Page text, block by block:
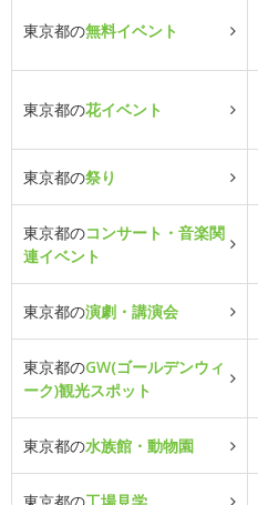
東京都の無料イベント
東京都の花イベント
東京都の祭り
東京都のコンサート・音楽関
連イベント
東京都の演劇・講演会
東京都のGW(ゴールデンウィ
ーク)観光スポット
東京都の水族館・動物園